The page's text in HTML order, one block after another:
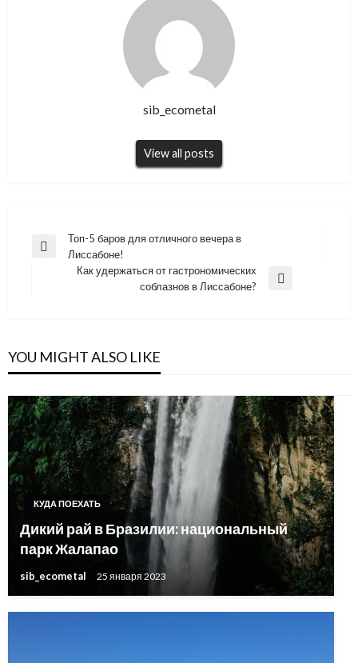
sib_ecometal
View all posts
Навигация
Previous
Топ-5 баров для отличного вечера в
Лиссабоне!
Как удержаться от гастрономических
соблазнов в Лиссабоне?
YOU MIGHT ALSO LIKE
КУДА ПОЕХАТЬ
Дикий рай в Бразилии: национальный
парк Жалапао
sib_ecometal 25 января 2023